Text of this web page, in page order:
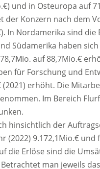
und in Osteuropa auf
der Konzern nach dem
In Nordamerika sind die
Südamerika haben
auf 88,7Mio.€
für Forschung und
(2021) erhöht. Die
Im Bereich
hinsichtlich der
(2022) 9.172,1Mio.€ und
die Erlöse sind die
man jeweils